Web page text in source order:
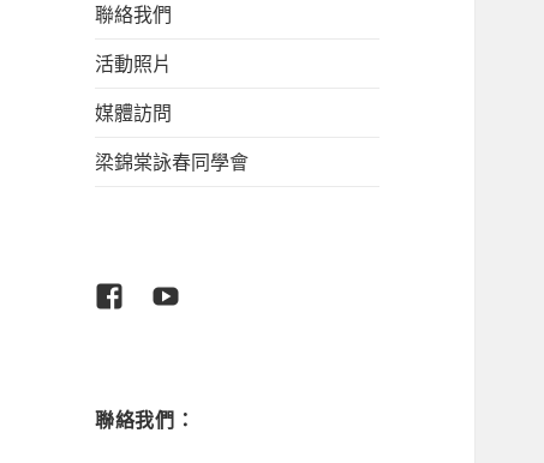
聯絡我們
活動照片
媒體訪問
梁錦棠詠春同學會
FacebookYoutube
聯絡我們：